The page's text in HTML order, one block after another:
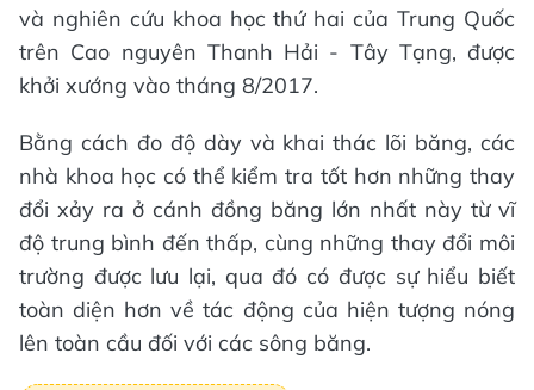
và nghiên cứu khoa học thứ hai của Trung Quốc
trên Cao nguyên Thanh Hải - Tây Tạng, được
khởi xướng vào tháng 8/2017.
Bằng cách đo độ dày và khai thác lõi băng, các
nhà khoa học có thể kiểm tra tốt hơn những thay
đổi xảy ra ở cánh đồng băng lớn nhất này từ vĩ
độ trung bình đến thấp, cùng những thay đổi môi
trường được lưu lại, qua đó có được sự hiểu biết
toàn diện hơn về tác động của hiện tượng nóng
lên toàn cầu đối với các sông băng.